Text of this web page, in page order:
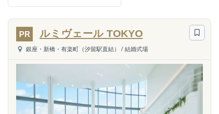
PR ルミヴェール TOKYO
銀座・新橋・有楽町（汐留駅直結） / 結婚式場